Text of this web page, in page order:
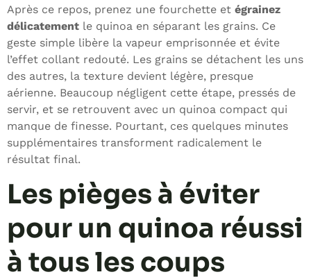
Après ce repos, prenez une fourchette et égrainez
délicatement le quinoa en séparant les grains. Ce
geste simple libère la vapeur emprisonnée et évite
l’effet collant redouté. Les grains se détachent les uns
des autres, la texture devient légère, presque
aérienne. Beaucoup négligent cette étape, pressés de
servir, et se retrouvent avec un quinoa compact qui
manque de finesse. Pourtant, ces quelques minutes
supplémentaires transforment radicalement le
résultat final.
Les pièges à éviter
pour un quinoa réussi
à tous les coups